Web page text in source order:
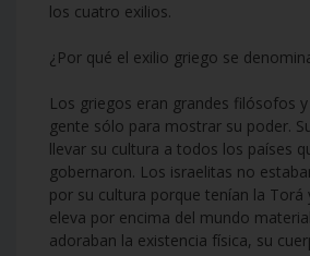
los cuatro exilios.
¿Por qué el exilio griego se denomina
Los griegos eran grandes filósofos
gente sólo para mostrar su poder.
llevar su cultura a todos los países
gobernaron. Los israelitas no
por su cultura porque tenían la Torá
eleva por encima del mundo
adoraban la existencia física, su